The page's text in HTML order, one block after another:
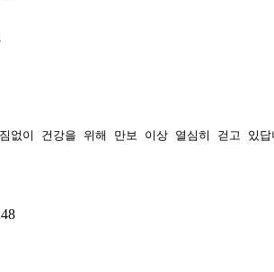
없이 건강을 위해 만보 이상 열심히 걷고 있답